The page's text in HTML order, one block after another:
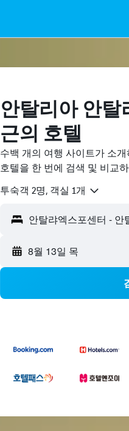
안탈리아 안탈
근의 호텔
수백 개의 여행 사이트가 소
호텔을 한 번에 검색 및 비교
​투숙객 2​명, ​객실 1개
안탈랴엑스포센터 - 안
8월 13일 목